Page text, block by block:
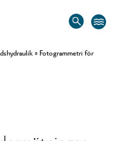
» Fotogrammetri för